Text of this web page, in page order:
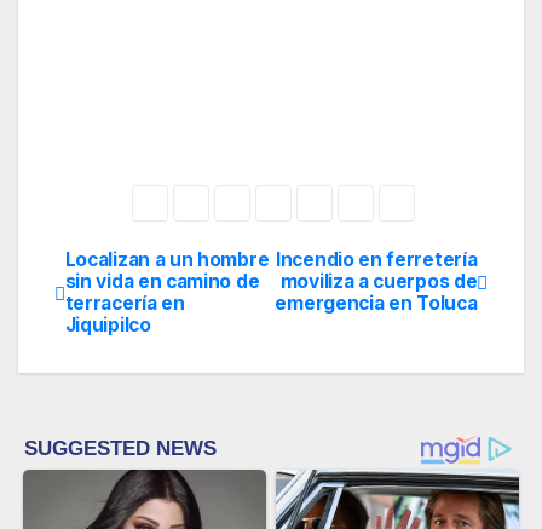
Navegación
de
entradas
Incendio en ferretería
moviliza a cuerpos de
emergencia en Toluca
Localizan a un hombre
sin vida en camino de
terracería en
Jiquipilco